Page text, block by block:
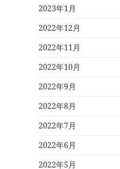
2023年1月
2022年12月
2022年11月
2022年10月
2022年9月
2022年8月
2022年7月
2022年6月
2022年5月